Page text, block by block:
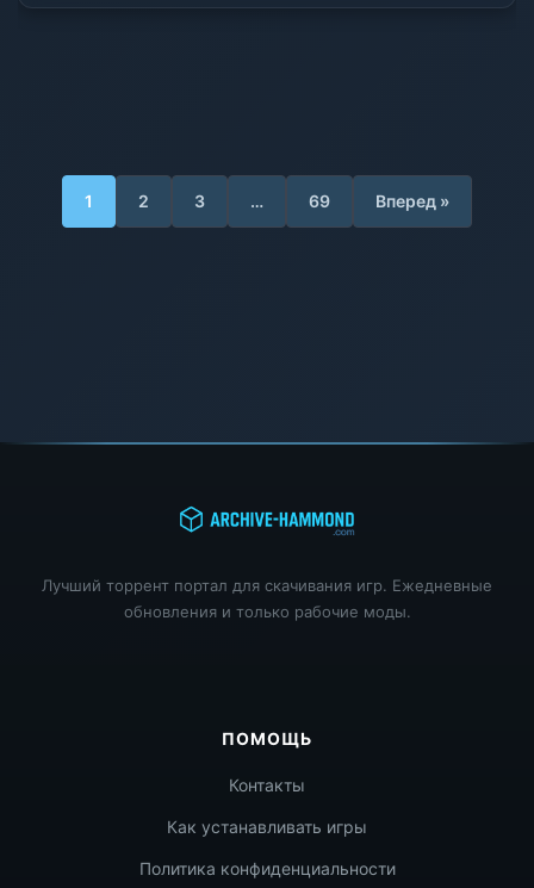
1 2 3 … 69 Вперед »
Лучший торрент портал для скачивания игр. Ежедневные
обновления и только рабочие моды.
ПОМОЩЬ
Контакты
Как устанавливать игры
Политика конфиденциальности